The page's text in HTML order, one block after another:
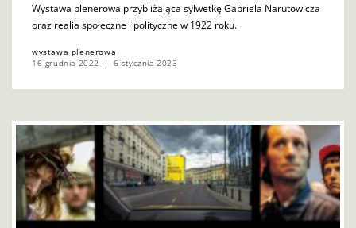
Wystawa plenerowa przybliżająca sylwetkę Gabriela Narutowicza
oraz realia społeczne i polityczne w 1922 roku.
wystawa plenerowa
16 grudnia 2022
6 stycznia 2023